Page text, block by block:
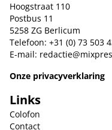
Hoogstraat 110
Postbus 11
5258 ZG Berlicum
Telefoon: +31 (0) 73 503
E-mail:
Onze privacyverklaring
Links
Colofon
Contact